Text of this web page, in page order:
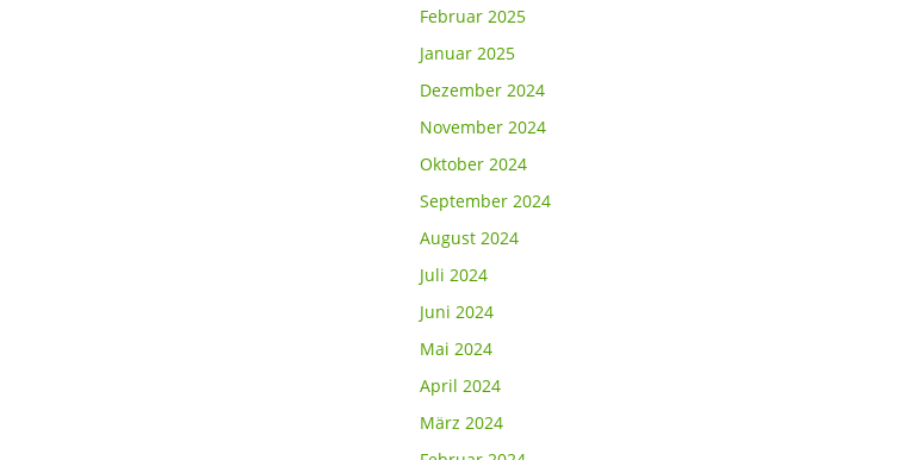
Februar 2025
Januar 2025
Dezember 2024
November 2024
Oktober 2024
September 2024
August 2024
Juli 2024
Juni 2024
Mai 2024
April 2024
März 2024